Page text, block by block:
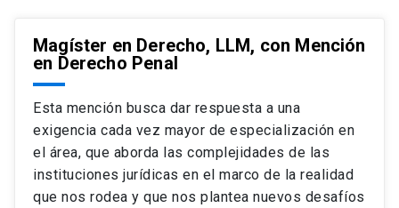
Magíster en Derecho, LLM, con Mención
en Derecho Penal
Esta mención busca dar respuesta a una
exigencia cada vez mayor de especialización en
el área, que aborda las complejidades de las
instituciones jurídicas en el marco de la realidad
que nos rodea y que nos plantea nuevos desafíos